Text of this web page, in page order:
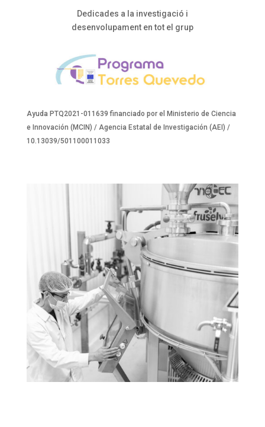
Dedicades a la investigació i
desenvolupament en tot el grup
Ayuda PTQ2021-011639 financiado por el Ministerio de Ciencia
e Innovación (MCIN) / Agencia Estatal de Investigación (AEI) /
10.13039/501100011033